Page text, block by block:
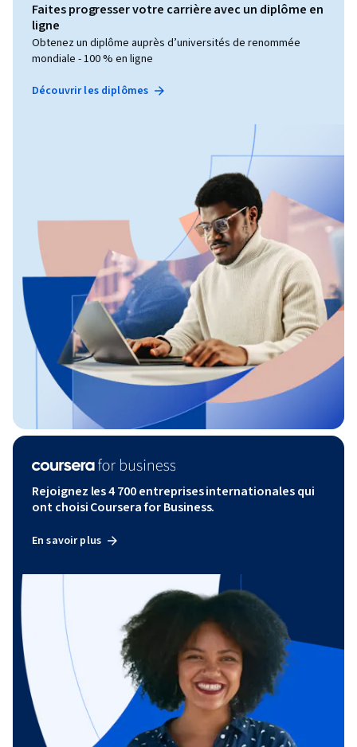
Faites progresser votre carrière avec un diplôme en
ligne
Obtenez un diplôme auprès d’universités de renommée
mondiale - 100 % en ligne
Découvrir les diplômes
Rejoignez les 4 700 entreprises internationales qui
ont choisi Coursera for Business.
En savoir plus